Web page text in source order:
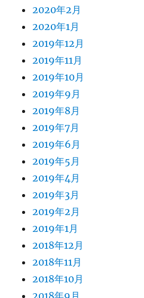
2020年2月
2020年1月
2019年12月
2019年11月
2019年10月
2019年9月
2019年8月
2019年7月
2019年6月
2019年5月
2019年4月
2019年3月
2019年2月
2019年1月
2018年12月
2018年11月
2018年10月